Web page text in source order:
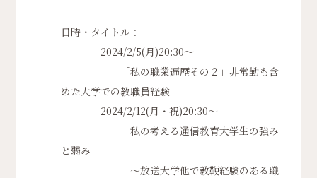
日時・タイトル：
2024/2/5(月)20:30～
「私の職業遍歴その２」非常勤も含
めた大学での教職員経験
2024/2/12(月・祝)20:30～
私の考える通信教育大学生の強み
と弱み
～放送大学他で教鞭経験のある職